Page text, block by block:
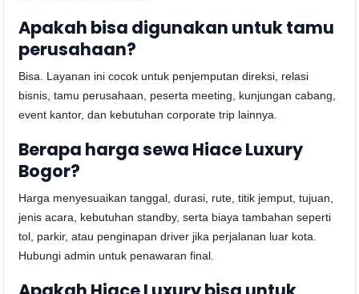
Apakah bisa digunakan untuk tamu
perusahaan?
Bisa. Layanan ini cocok untuk penjemputan direksi, relasi
bisnis, tamu perusahaan, peserta meeting, kunjungan cabang,
event kantor, dan kebutuhan corporate trip lainnya.
Berapa harga sewa Hiace Luxury
Bogor?
Harga menyesuaikan tanggal, durasi, rute, titik jemput, tujuan,
jenis acara, kebutuhan standby, serta biaya tambahan seperti
tol, parkir, atau penginapan driver jika perjalanan luar kota.
Hubungi admin untuk penawaran final.